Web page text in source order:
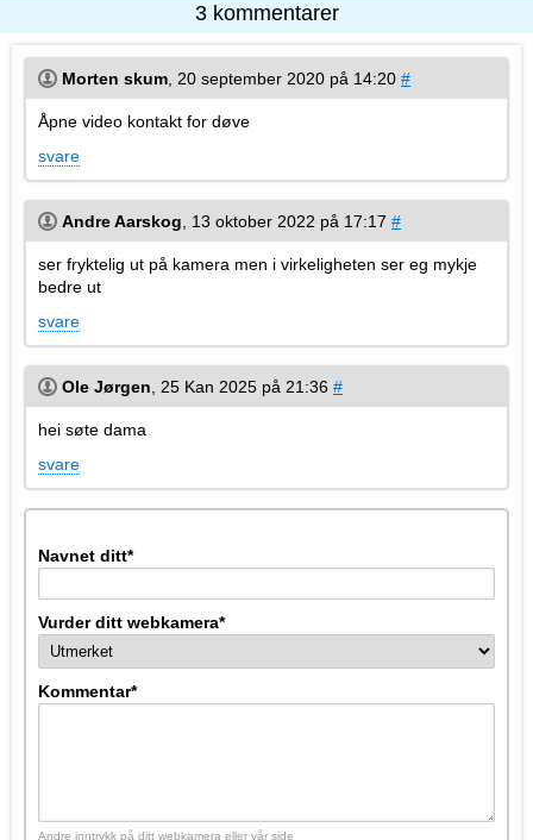
3 kommentarer
Morten skum 20 september 2020 på 14:20 #
Åpne video kontakt for døve
svare
Andre Aarskog 13 oktober 2022 på 17:17 #
ser fryktelig ut på kamera men i virkeligheten ser eg mykje
bedre ut
svare
Ole Jørgen 25 Kan 2025 på 21:36 #
hei søte dama
svare
Navnet ditt*
Vurder ditt webkamera*
Kommentar*
Andre inntrykk på ditt webkamera eller vår side